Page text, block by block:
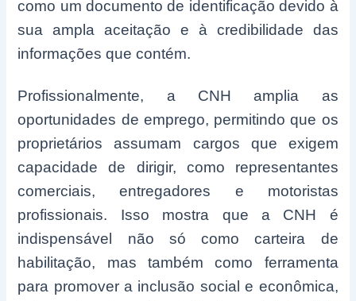
como um documento de identificação devido à
sua ampla aceitação e à credibilidade das
informações que contém.
Profissionalmente, a CNH amplia as
oportunidades de emprego, permitindo que os
proprietários assumam cargos que exigem
capacidade de dirigir, como representantes
comerciais, entregadores e motoristas
profissionais. Isso mostra que a CNH é
indispensável não só como carteira de
habilitação, mas também como ferramenta
para promover a inclusão social e econômica,